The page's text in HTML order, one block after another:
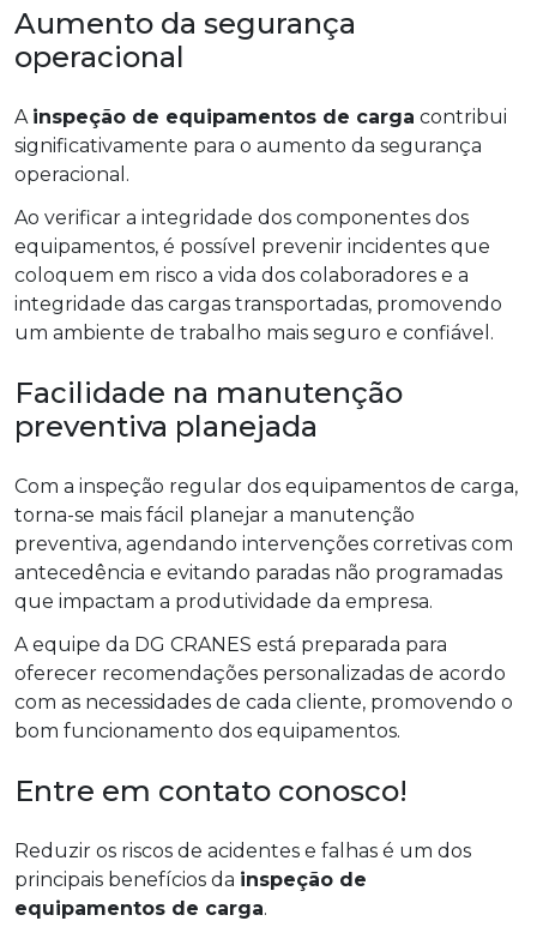
Aumento da segurança
operacional
A inspeção de equipamentos de carga contribui
significativamente para o aumento da segurança
operacional.
Ao verificar a integridade dos componentes dos
equipamentos, é possível prevenir incidentes que
coloquem em risco a vida dos colaboradores e a
integridade das cargas transportadas, promovendo
um ambiente de trabalho mais seguro e confiável.
Facilidade na manutenção
preventiva planejada
Com a inspeção regular dos equipamentos de carga,
torna-se mais fácil planejar a manutenção
preventiva, agendando intervenções corretivas com
antecedência e evitando paradas não programadas
que impactam a produtividade da empresa.
A equipe da DG CRANES está preparada para
oferecer recomendações personalizadas de acordo
com as necessidades de cada cliente, promovendo o
bom funcionamento dos equipamentos.
Entre em contato conosco!
Reduzir os riscos de acidentes e falhas é um dos
principais benefícios da inspeção de
equipamentos de carga.